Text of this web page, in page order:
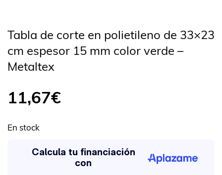
Tabla de corte en polietileno de 33×23
cm espesor 15 mm color verde –
Metaltex
11,67€
En stock